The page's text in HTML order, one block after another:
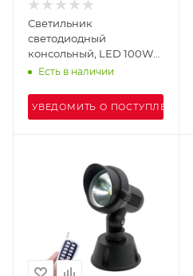
Светильник
светодиодный
консольный, LED 100W
6000К IP66, темно
Есть в наличии
УВЕДОМИТЬ О ПОСТУПЛЕНИИ